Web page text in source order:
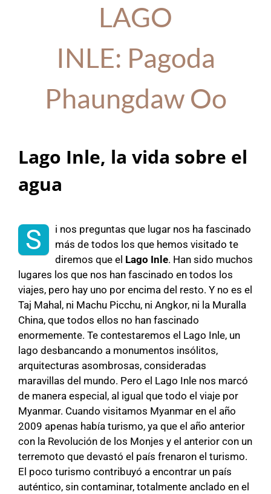
LAGO
INLE: Pagoda
Phaungdaw Oo
Lago Inle, la vida sobre el
agua
S
i nos preguntas que lugar nos ha fascinado
más de todos los que hemos visitado te
diremos que el Lago Inle. Han sido muchos
lugares los que nos han fascinado en todos los
viajes, pero hay uno por encima del resto. Y no es el
Taj Mahal, ni Machu Picchu, ni Angkor, ni la Muralla
China, que todos ellos no han fascinado
enormemente. Te contestaremos el Lago Inle, un
lago desbancando a monumentos insólitos,
arquitecturas asombrosas, consideradas
maravillas del mundo. Pero el Lago Inle nos marcó
de manera especial, al igual que todo el viaje por
Myanmar. Cuando visitamos Myanmar en el año
2009 apenas había turismo, ya que el año anterior
con la Revolución de los Monjes y el anterior con un
terremoto que devastó el país frenaron el turismo.
El poco turismo contribuyó a encontrar un país
auténtico, sin contaminar, totalmente anclado en el